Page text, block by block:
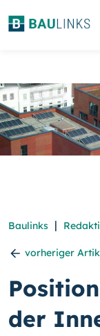
Baulinks |
vorheriger
der